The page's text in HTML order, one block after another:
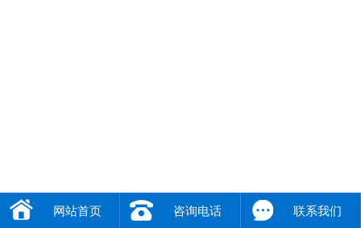
网站首页 咨询电话 联系我们